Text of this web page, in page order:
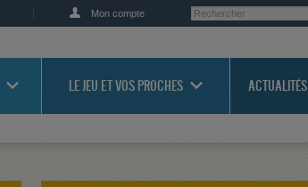
Mon compte
LE JEU ET VOS PROCHES ACTUALITÉS